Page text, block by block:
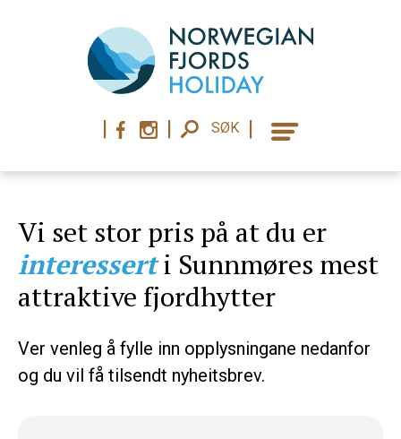
| | SØK |
Vi set stor pris på at du er
interesserti Sunnmøres mest
attraktive fjordhytter
Ver venleg å fylle inn opplysningane nedanfor
og du vil få tilsendt nyheitsbrev.